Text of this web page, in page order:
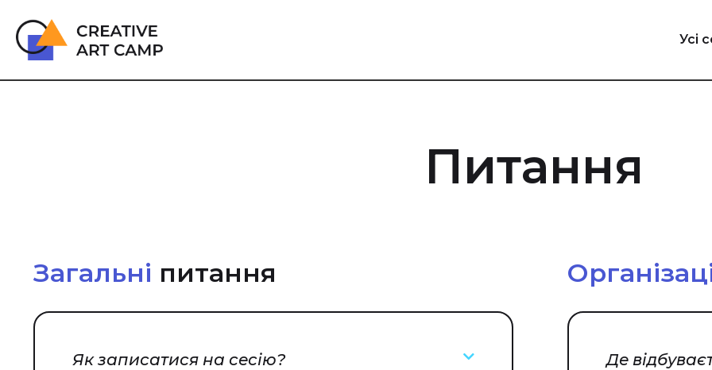
Усі
Питання
Загальні питання
Як записатися на сесію? Де